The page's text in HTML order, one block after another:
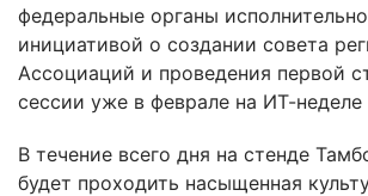
федеральные органы
инициативой о создании совета
Ассоциаций и проведения первой
сессии уже в феврале на ИТ-
В течение всего дня на стенде
будет проходить насыщенная